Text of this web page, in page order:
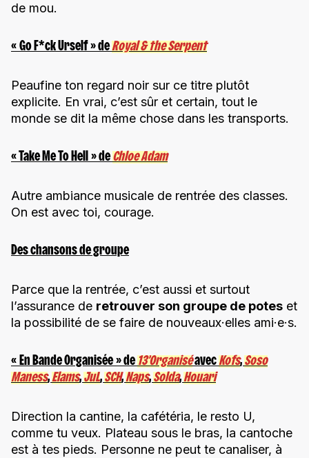
de mou.
« Go F*ck Urself » deRoyal & the Serpent
Peaufine ton regard noir sur ce titre plutôt
explicite. En vrai, c’est sûr et certain, tout le
monde se dit la même chose dans les transports.
« Take Me To Hell » deChloe Adam
Autre ambiance musicale de rentrée des classes.
On est avec toi, courage.
Des chansons de groupe
Parce que la rentrée, c’est aussi et surtout
l’assurance de retrouver son groupe de potes et
la possibilité de se faire de nouveaux·elles ami·e·s.
« En Bande Organisée » de 13’OrganiséavecKofs, Soso
Maness,Elams, JuL, SCH,Naps, Solda,Houari
Direction la cantine, la cafétéria, le resto U,
comme tu veux. Plateau sous le bras, la cantoche
est à tes pieds. Personne ne peut te canaliser, à